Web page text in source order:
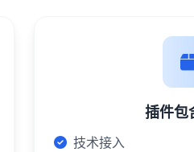
插件包
技术接入